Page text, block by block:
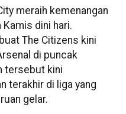
meraih kemenangan
dini hari.
The Citizens kini
di puncak
tersebut kini
terakhir di liga yang
gelar.